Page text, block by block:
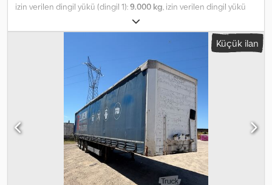
izin verilen dingil yükü (dingil 1):9.000 kg, izin verilen dingil yükü
, izin verilen aks yükü (aks 3):
07/2015, yükleme alanı uzunluğu:8.170 mm, yükleme alanı
9.310 mm
, toplam genişlik:
, süspansiyon: , lastik boyutu:
, Üretim yılı: 2015, Donanım:
Seçenekler ve Aksesuarlar = - ADR - BPW akslar - EBS - Hava
süspansiyonu - Kampana frenler = Notlar = Güzel bir 2015 VAN
HOOL 20FT + 30FT, galvanizli ADR şasis, ABS/EBS, kampana frenli
BPW akslar, ADR (EX/II, EX/III, FL, AT) sertifikası 03.09.2026'ya kadar
geçerli, 1 adet 20FT veya 1 adet 20FT SWAP veya 1 adet 30FT tank
konteyneri için uygun, boş ağırlık: 3.760 kg, izin verilen toplam
ağırlık: 39.000 kg, lastikler 385/65-R22.5 (sol: 10/12/11mm; sağ:
9/8/10mm), geçerli periyodik muayenesi (APK) olan Hollanda
Küçük ilan